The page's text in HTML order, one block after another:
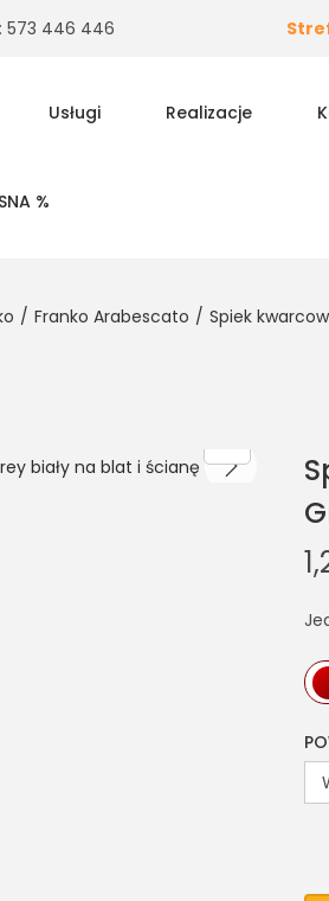
573 446 446
Usługi Realizacje
%
/ Franko Arabescato / Spiek